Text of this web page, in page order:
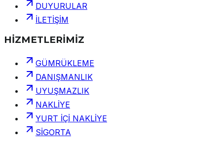
DUYURULAR
İLETİŞİM
HİZMETLERİMİZ
GÜMRÜKLEME
DANIŞMANLIK
UYUŞMAZLIK
NAKLİYE
YURT İÇİ NAKLİYE
SİGORTA